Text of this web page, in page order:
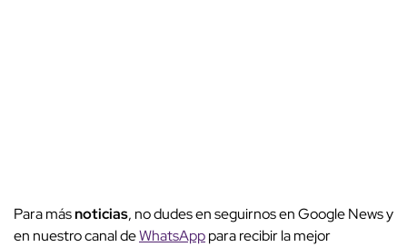
Para másnoticias, no dudes en seguirnos en Google News y
en nuestro canal deWhatsApppara recibir la mejor